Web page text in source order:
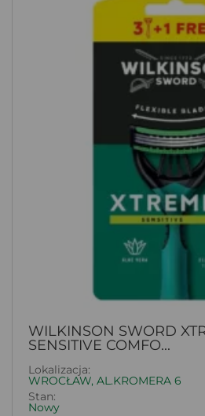
WILKINSON SWORD
SENSITIVE COMFO...
Lokalizacja:
WROCŁAW, AL.KROMERA 6
Stan:
Nowy